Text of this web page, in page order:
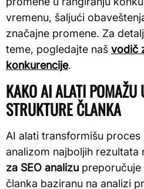
vremenu, šaljući
značajne promene. Za
teme, pogledajte naš vodič
konkurencije.
KAKO AI ALATI POMAŽU
STRUKTURE ČLANKA
AI alati transformišu proces
analizom najboljih rezultata
za SEO analizu
članka baziranu na analizi